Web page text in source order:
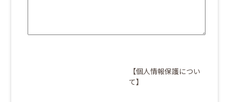
【個人情報保護につい
て】